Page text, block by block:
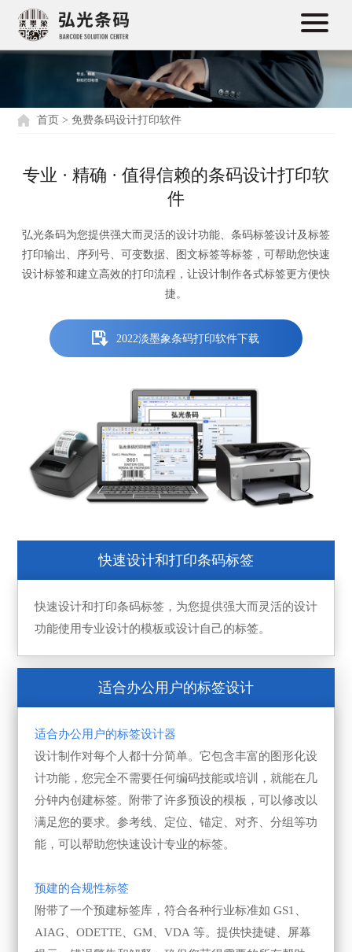
首页 >免费条码设计打印软件
专业 · 精确 · 值得信赖的条码设计打印软
件
弘光条码为您提供强大而灵活的设计功能、条码标签设计及标签
打印输出、序列号、可变数据、图文标签等标签，可帮助您快速
设计标签和建立高效的打印流程，让设计制作各式标签更方便快
捷。
2022淡墨象条码打印软件下载
快速设计和打印条码标签
快速设计和打印条码标签，为您提供强大而灵活的设计
功能使用专业设计的模板或设计自己的标签。
适合办公用户的标签设计
适合办公用户的标签设计器
设计制作对每个人都十分简单。它包含丰富的图形化设
计功能，您完全不需要任何编码技能或培训，就能在几
分钟内创建标签。附带了许多预设的模板，可以修改以
满足您的要求。参考线、定位、锚定、对齐、分组等功
能，可以帮助您快速设计专业的标签。
预建的合规性标签
附带了一个预建标签库，符合各种行业标准如 GS1、
AIAG、ODETTE、GM、VDA 等。提供快捷键、屏幕